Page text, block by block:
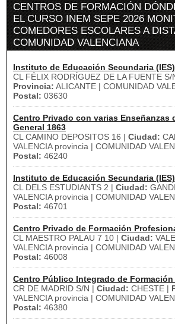
CENTROS DE FORMACIÓN
EL CURSO INEM SEPE 2026
COMEDORES ESCOLARES A
COMUNIDAD VALENCIANA
Instituto de Educación Secundaria
CL FÉLIX RODRÍGUEZ DE LA FUENTE S/
Provincia: ALICANTE | COMUNIDAD
Postal: 03630
Centro Privado con varias Enseñanzas
General 1863
CL CAMINO DEPOSITOS 16 | Ciudad:
VALENCIA provincia | COMUNIDAD
Postal: 46240
Instituto de Educación Secundaria
CL DELS ESTUDIANTS 2 | Ciudad:
VALENCIA provincia | COMUNIDAD
Postal: 46701
Centro Privado de Formación
CL MAESTRO PALAU 7 10 | Ciudad:
VALENCIA provincia | COMUNIDAD
Postal: 46008
Centro Público Integrado de
CR DE MADRID S/N | Ciudad: CHESTE |
VALENCIA provincia | COMUNIDAD
Postal: 46380